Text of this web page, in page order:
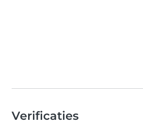
Verificaties